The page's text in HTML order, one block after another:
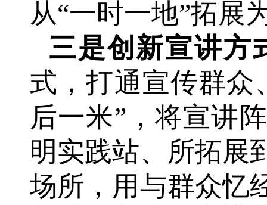
从“一时一地”拓展
三是创新宣讲方
式，打通宣传群众
后一米”，将宣讲
明实践站、所拓展
场所，用与群众忆